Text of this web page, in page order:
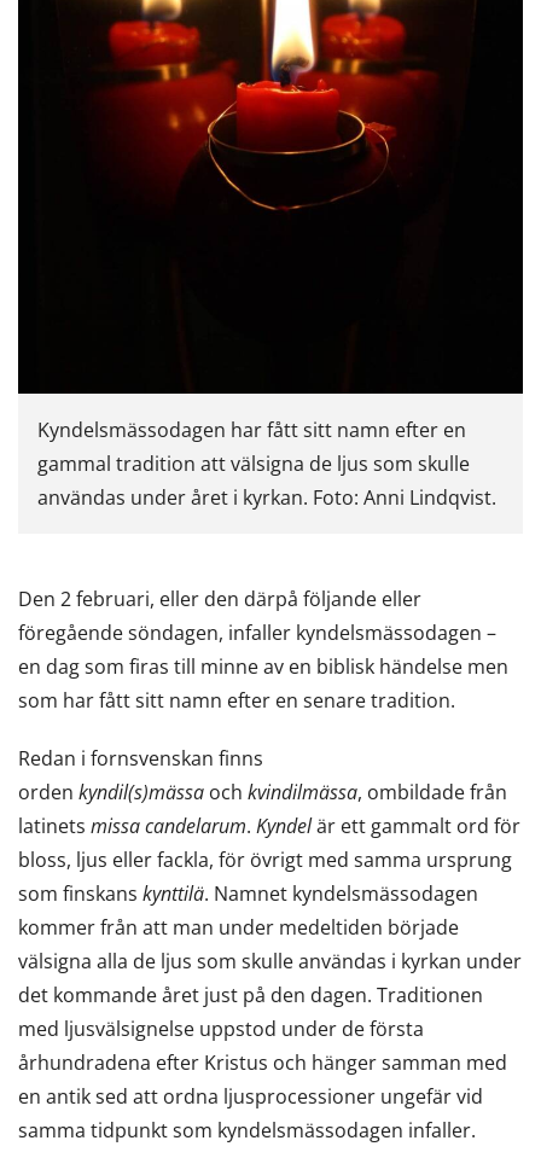
Kyndelsmässodagen har fått sitt namn efter en
gammal tradition att välsigna de ljus som skulle
användas under året i kyrkan. Foto: Anni Lindqvist.
Den 2 februari, eller den därpå följande eller
föregående söndagen, infaller kyndelsmässodagen –
en dag som firas till minne av en biblisk händelse men
som har fått sitt namn efter en senare tradition.
Redan i fornsvenskan finns
orden kyndil(s)mässa och kvindilmässa, ombildade från
latinets missa candelarum. Kyndelär ett gammalt ord för
bloss, ljus eller fackla, för övrigt med samma ursprung
som finskans kynttilä. Namnet kyndelsmässodagen
kommer från att man under medeltiden började
välsigna alla de ljus som skulle användas i kyrkan under
det kommande året just på den dagen. Traditionen
med ljusvälsignelse uppstod under de första
århundradena efter Kristus och hänger samman med
en antik sed att ordna ljusprocessioner ungefär vid
samma tidpunkt som kyndelsmässodagen infaller.